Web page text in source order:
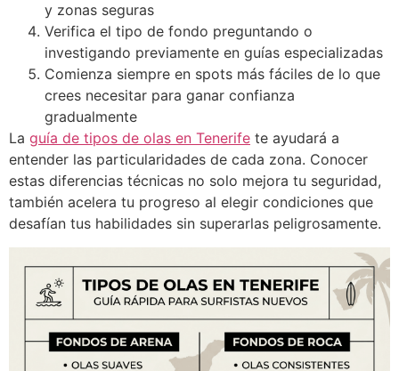
y zonas seguras
Verifica el tipo de fondo preguntando o
investigando previamente en guías especializadas
Comienza siempre en spots más fáciles de lo que
crees necesitar para ganar confianza
gradualmente
La guía de tipos de olas en Tenerife te ayudará a
entender las particularidades de cada zona. Conocer
estas diferencias técnicas no solo mejora tu seguridad,
también acelera tu progreso al elegir condiciones que
desafían tus habilidades sin superarlas peligrosamente.